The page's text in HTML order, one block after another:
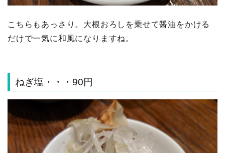
こちらもあっさり。大根おろしを乗せて醤油をかける
だけで一気に和風になりますね。
ねぎ塩・・・90円